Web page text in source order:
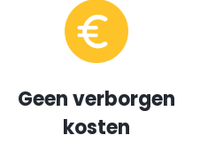
Geen verborgen
kosten